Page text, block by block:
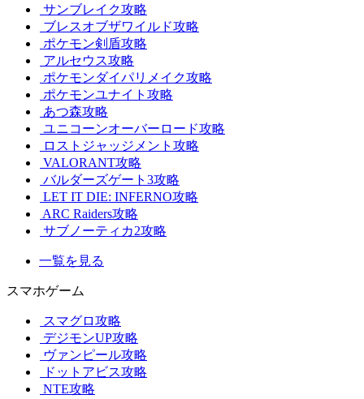
サンブレイク攻略
ブレスオブザワイルド攻略
ポケモン剣盾攻略
アルセウス攻略
ポケモンダイパリメイク攻略
ポケモンユナイト攻略
あつ森攻略
ユニコーンオーバーロード攻略
ロストジャッジメント攻略
VALORANT攻略
バルダーズゲート3攻略
LET IT DIE: INFERNO攻略
ARC Raiders攻略
サブノーティカ2攻略
一覧を見る
スマホゲーム
スマグロ攻略
デジモンUP攻略
ヴァンピール攻略
ドットアビス攻略
NTE攻略